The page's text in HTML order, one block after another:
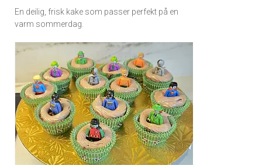
En deilig, frisk kake som passer perfekt på en
varm sommerdag.